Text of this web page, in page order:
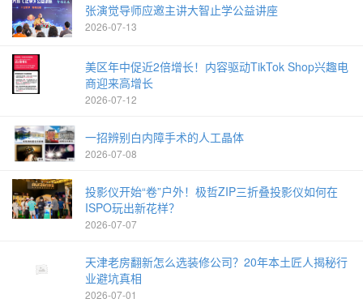
张演觉导师应邀主讲大智止学公益讲座
2026-07-13
美区年中促近2倍增长！内容驱动TikTok Shop兴趣电
商迎来高增长
2026-07-12
一招辨别白内障手术的人工晶体
2026-07-08
投影仪开始“卷”户外！极哲ZIP三折叠投影仪如何在
ISPO玩出新花样？
2026-07-07
天津老房翻新怎么选装修公司？20年本土匠人揭秘行
业避坑真相
2026-07-01